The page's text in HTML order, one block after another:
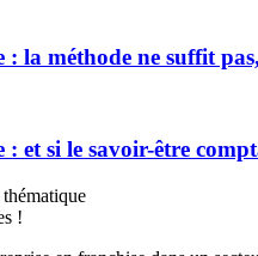
la méthode ne suffit
et si le savoir-être
!